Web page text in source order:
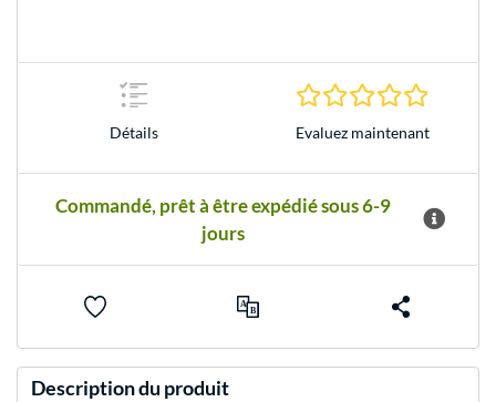
Détails Evaluez maintenant
Commandé, prêt à être expédié sous 6-9
jours
Description du produit